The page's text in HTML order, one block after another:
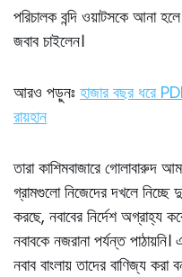
পরিচালক বন্দি ওয়াটসকে আনা
জবাব চাইলেন।
আরও পড়ুনঃ হাজার বছর ধরে
রায়হান
তারা কাশিমবাজারে গােলাবারুদ
গ্রামগুলাে নিজেদের দখলে
করছে, নবাবের নির্দেশ
নবাবকে নজরানা পর্যন্ত
নবাব বাংলায় তাদের বাণিজ্য করা